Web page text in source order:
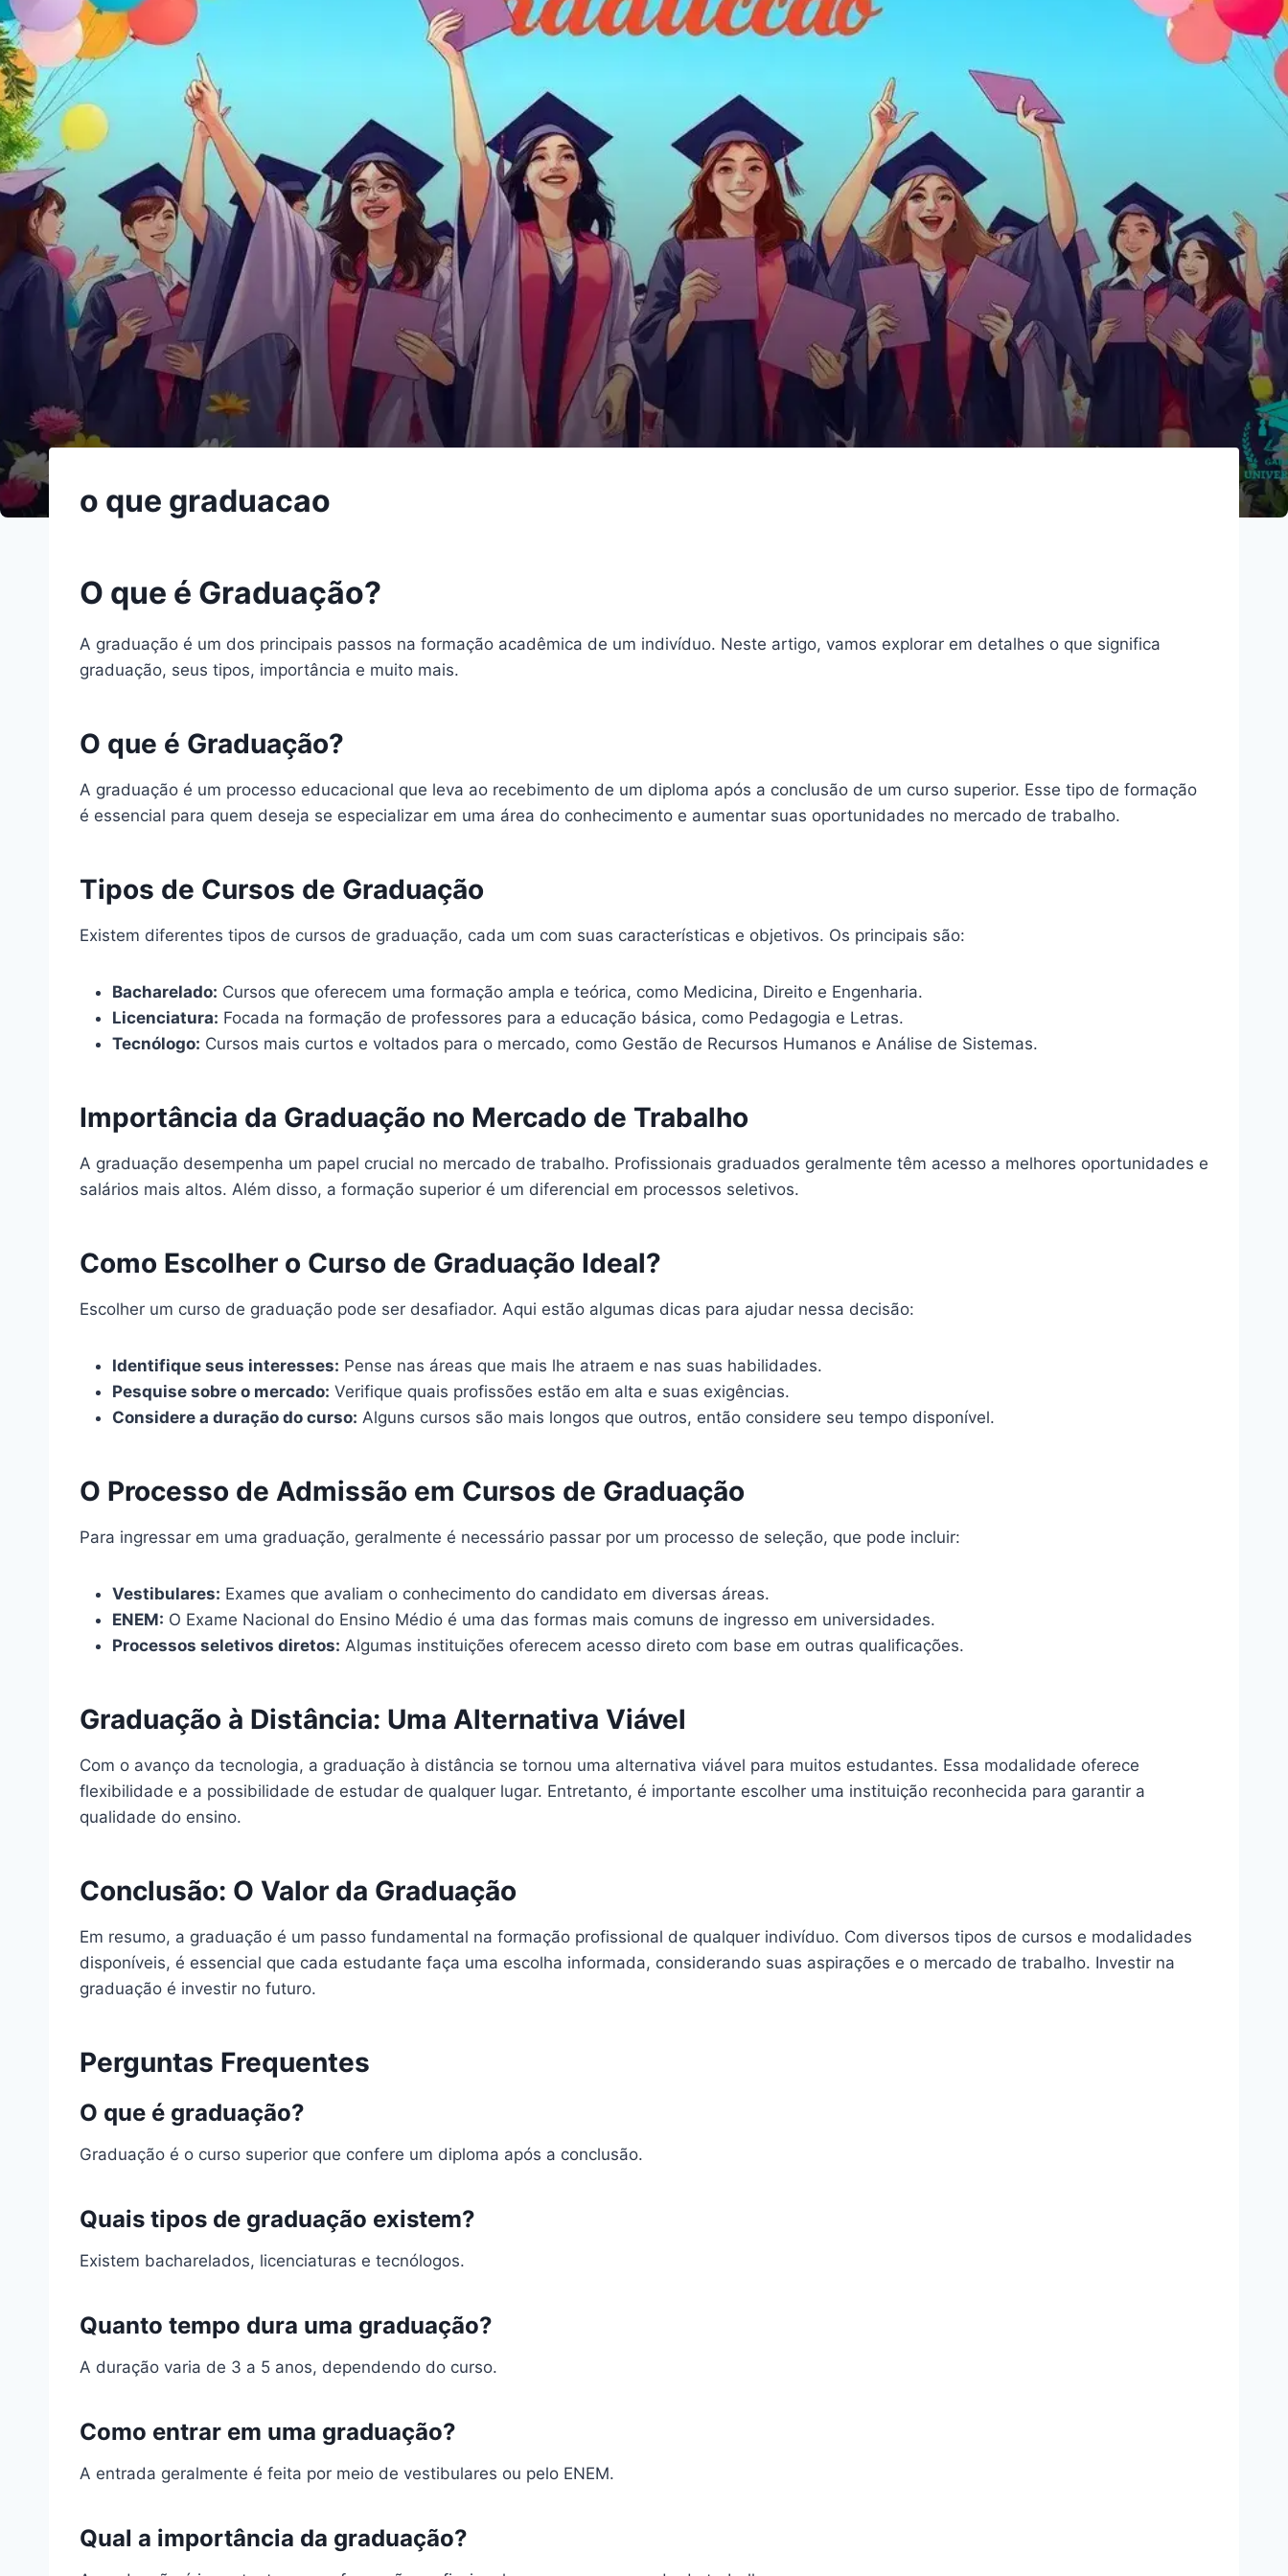
o que graduacao
O que é Graduação?
A graduação é um dos principais passos na formação acadêmica de um indivíduo. Neste artigo, vamos explorar em detalhes o que significa
graduação, seus tipos, importância e muito mais.
O que é Graduação?
A graduação é um processo educacional que leva ao recebimento de um diploma após a conclusão de um curso superior. Esse tipo de formação
é essencial para quem deseja se especializar em uma área do conhecimento e aumentar suas oportunidades no mercado de trabalho.
Tipos de Cursos de Graduação
Existem diferentes tipos de cursos de graduação, cada um com suas características e objetivos. Os principais são:
Bacharelado: Cursos que oferecem uma formação ampla e teórica, como Medicina, Direito e Engenharia.
Licenciatura: Focada na formação de professores para a educação básica, como Pedagogia e Letras.
Tecnólogo: Cursos mais curtos e voltados para o mercado, como Gestão de Recursos Humanos e Análise de Sistemas.
Importância da Graduação no Mercado de Trabalho
A graduação desempenha um papel crucial no mercado de trabalho. Profissionais graduados geralmente têm acesso a melhores oportunidades e
salários mais altos. Além disso, a formação superior é um diferencial em processos seletivos.
Como Escolher o Curso de Graduação Ideal?
Escolher um curso de graduação pode ser desafiador. Aqui estão algumas dicas para ajudar nessa decisão:
Identifique seus interesses: Pense nas áreas que mais lhe atraem e nas suas habilidades.
Pesquise sobre o mercado: Verifique quais profissões estão em alta e suas exigências.
Considere a duração do curso: Alguns cursos são mais longos que outros, então considere seu tempo disponível.
O Processo de Admissão em Cursos de Graduação
Para ingressar em uma graduação, geralmente é necessário passar por um processo de seleção, que pode incluir:
Vestibulares: Exames que avaliam o conhecimento do candidato em diversas áreas.
ENEM: O Exame Nacional do Ensino Médio é uma das formas mais comuns de ingresso em universidades.
Processos seletivos diretos: Algumas instituições oferecem acesso direto com base em outras qualificações.
Graduação à Distância: Uma Alternativa Viável
Com o avanço da tecnologia, a graduação à distância se tornou uma alternativa viável para muitos estudantes. Essa modalidade oferece
flexibilidade e a possibilidade de estudar de qualquer lugar. Entretanto, é importante escolher uma instituição reconhecida para garantir a
qualidade do ensino.
Conclusão: O Valor da Graduação
Em resumo, a graduação é um passo fundamental na formação profissional de qualquer indivíduo. Com diversos tipos de cursos e modalidades
disponíveis, é essencial que cada estudante faça uma escolha informada, considerando suas aspirações e o mercado de trabalho. Investir na
graduação é investir no futuro.
Perguntas Frequentes
O que é graduação?
Graduação é o curso superior que confere um diploma após a conclusão.
Quais tipos de graduação existem?
Existem bacharelados, licenciaturas e tecnólogos.
Quanto tempo dura uma graduação?
A duração varia de 3 a 5 anos, dependendo do curso.
Como entrar em uma graduação?
A entrada geralmente é feita por meio de vestibulares ou pelo ENEM.
Qual a importância da graduação?